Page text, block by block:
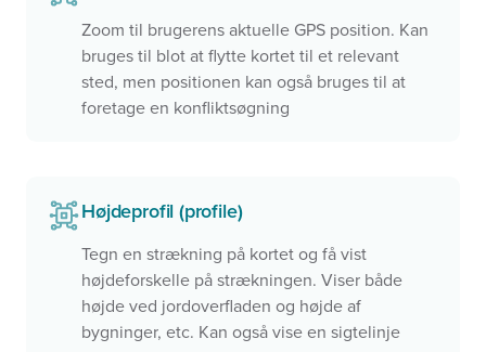
Zoom til brugerens aktuelle GPS position. Kan
bruges til blot at flytte kortet til et relevant
sted, men positionen kan også bruges til at
foretage en konfliktsøgning
Højdeprofil (profile)
Tegn en strækning på kortet og få vist
højdeforskelle på strækningen. Viser både
højde ved jordoverfladen og højde af
bygninger, etc. Kan også vise en sigtelinje